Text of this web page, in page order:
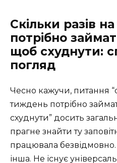
Скільки разів
потрібно
щоб схуднути:
погляд
Чесно кажучи, питання
тиждень потрібно
схуднути” досить
прагне знайти ту
працювала безвідмовно.
інша. Не існує